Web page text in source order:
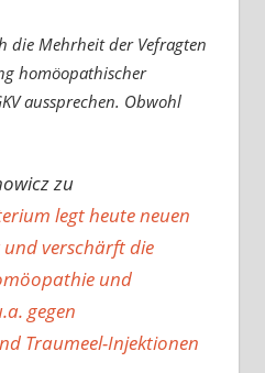
die Mehrheit der Vefragten
homöopathischer
aussprechen. Obwohl
zu
legt heute neuen
verschärft die
und
gegen
Traumeel-Injektionen